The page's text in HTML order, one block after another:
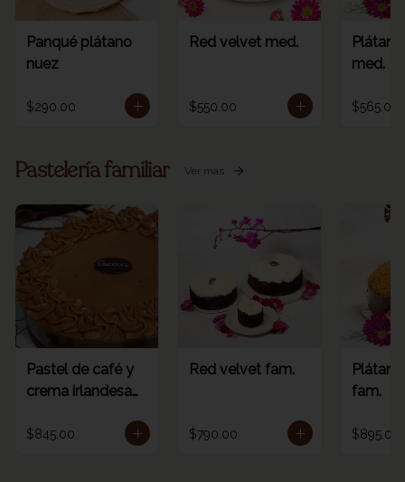
Panqué plátano
nuez
$290.00
Red velvet med.
$550.00
med.
$565.00
Pastelería familiar Ver más
Pastel de café y
crema irlandesa
$845.00
Red velvet fam.
$790.00
fam.
$895.00